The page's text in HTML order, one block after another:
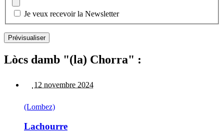
Je veux recevoir la Newsletter
Lòcs damb "(la) Chorra" :
12 novembre 2024
(Lombez)
Lachourre